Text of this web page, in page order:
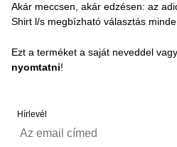
Akár meccsen, akár edzésen: az
Shirt l/s megbízható választás
Ezt a terméket a saját neveddel
nyomtatni!
Hírlevél